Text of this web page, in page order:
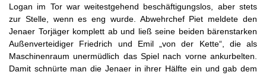
Logan im Tor war weitestgehend beschäftigungslos, aber stets
zur Stelle, wenn es eng wurde. Abwehrchef Piet meldete den
Jenaer Torjäger komplett ab und ließ seine beiden bärenstarken
Außenverteidiger Friedrich und Emil „von der Kette“, die als
Maschinenraum unermüdlich das Spiel nach vorne ankurbelten.
Damit schnürte man die Jenaer in ihrer Hälfte ein und gab dem